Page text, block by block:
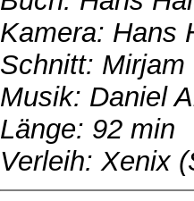
Kamera: Hans
Schnitt: Mirjam
Musik: Daniel
Länge: 92 min
Verleih: Xenix